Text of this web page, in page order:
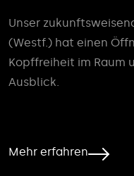
Unser
(Westf.) hat einen
Kopffreiheit im Raum
Ausblick.
Mehr erfahren